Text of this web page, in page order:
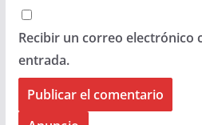
Recibir un correo electrónico
entrada.